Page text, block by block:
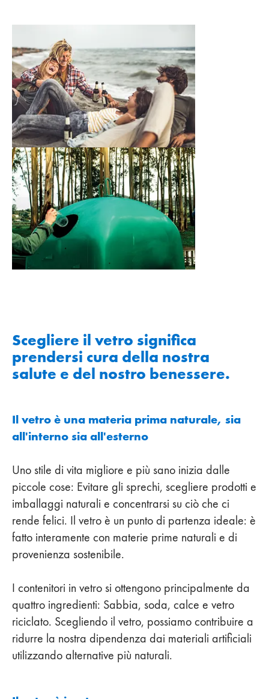
Scegliere il vetro significa
prendersi cura della nostra
salute e del nostro benessere.
Il vetro è una materia prima naturale, sia
all'interno sia all'esterno
Uno stile di vita migliore e più sano inizia dalle
piccole cose: Evitare gli sprechi, scegliere prodotti e
imballaggi naturali e concentrarsi su ciò che ci
rende felici. Il vetro è un punto di partenza ideale: è
fatto interamente con materie prime naturali e di
provenienza sostenibile.
I contenitori in vetro si ottengono principalmente da
quattro ingredienti: Sabbia, soda, calce e vetro
riciclato. Scegliendo il vetro, possiamo contribuire a
ridurre la nostra dipendenza dai materiali artificiali
utilizzando alternative più naturali.